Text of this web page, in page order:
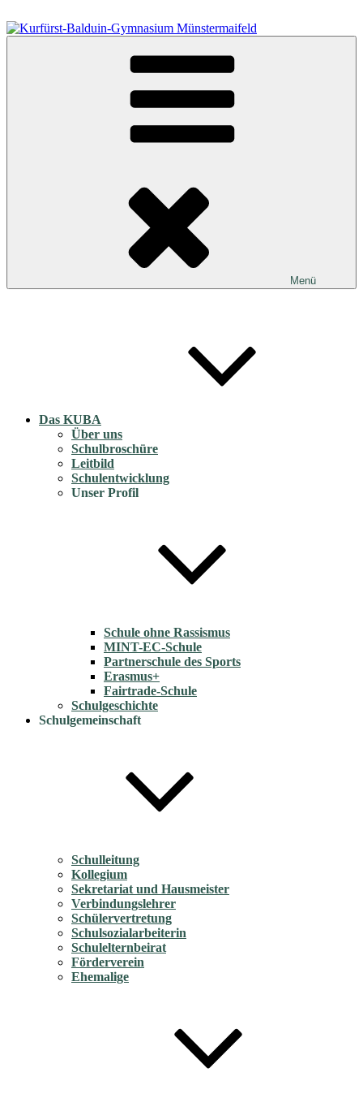
Inhalt
springen
Kurfürst-Balduin-Gymnasium Münstermaifeld
Menü
Das KUBA
Über uns
Schulbroschüre
Leitbild
Schulentwicklung
Unser Profil
Schule ohne Rassismus
MINT-EC-Schule
Partnerschule des Sports
Erasmus+
Fairtrade-Schule
Schulgeschichte
Schulgemeinschaft
Schulleitung
Kollegium
Sekretariat und Hausmeister
Verbindungslehrer
Schülervertretung
Schulsozialarbeiterin
Schulelternbeirat
Förderverein
Ehemalige